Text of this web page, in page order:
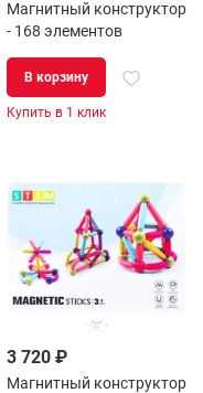
Магнитный конструктор
- 168 элементов
В корзину
Купить в 1 клик
3 720 ₽
Магнитный конструктор